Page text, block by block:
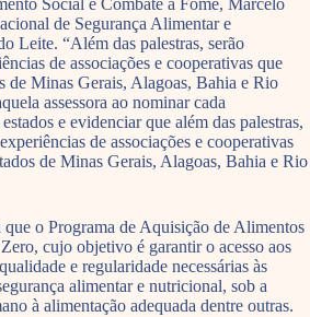
Social e Combate à Fome, Marcelo
de Segurança Alimentar e
Leite. “Além das palestras, serão
de associações e cooperativas que
de Minas Gerais, Alagoas, Bahia e Rio
assessora ao nominar cada
e evidenciar que além das palestras,
de associações e cooperativas
de Minas Gerais, Alagoas, Bahia e Rio
que o Programa de Aquisição de Alimentos
cujo objetivo é garantir o acesso aos
e regularidade necessárias às
alimentar e nutricional, sob a
à alimentação adequada dentre outras.